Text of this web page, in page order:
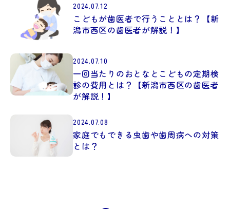
2024.07.12
こどもが歯医者で行うこととは？【新
潟市西区の歯医者が解説！】
2024.07.10
一回当たりのおとなとこどもの定期検
診の費用とは？【新潟市西区の歯医者
が解説！】
2024.07.08
家庭でもできる虫歯や歯周病への対策
とは？